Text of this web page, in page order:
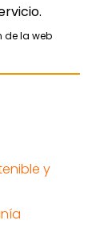
de la web
y